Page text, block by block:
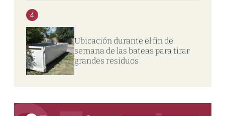
4
Ubicación durante el fin de
semana de las bateas para tirar
grandes residuos